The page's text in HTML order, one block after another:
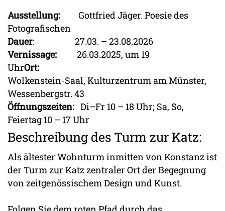
Ausstellung: Gottfried Jäger. Poesie des
Fotografischen
Dauer: 27.03. – 23.08.2026
Vernissage: 26.03.2025, um 19
UhrOrt:
Wolkenstein-Saal, Kulturzentrum am Münster,
Wessenbergstr. 43
Öffnungszeiten: Di–Fr 10 – 18 Uhr; Sa, So,
Feiertag 10 – 17 Uhr
Beschreibung des Turm zur Katz:
Als ältester Wohnturm inmitten von Konstanz ist
der Turm zur Katz zentraler Ort der Begegnung
von zeitgenössischem Design und Kunst.